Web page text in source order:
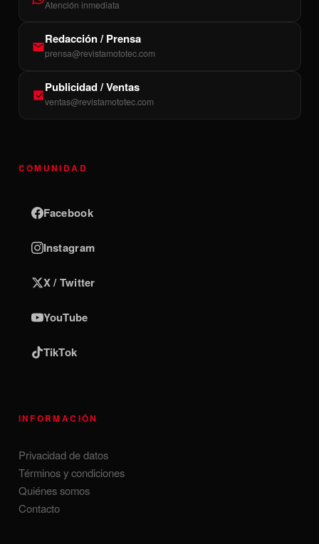
Atención inmediata
Redacción / Prensa
prensa@revistamototec.com
Publicidad / Ventas
ventas@revistamototec.com
COMUNIDAD
Facebook
Instagram
X / Twitter
YouTube
TikTok
INFORMACIÓN
Privacidad de datos
Términos y condiciones
Quiénes somos
Contacto